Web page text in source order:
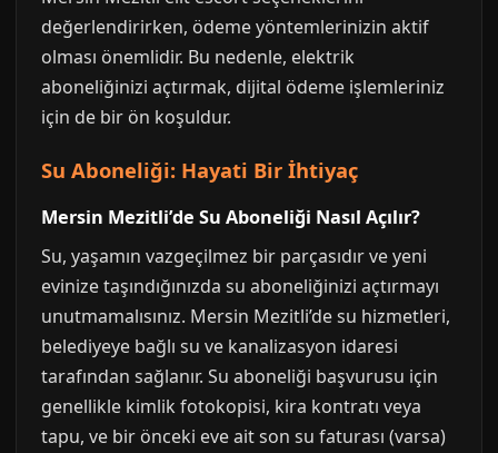
değerlendirirken, ödeme yöntemlerinizin aktif
olması önemlidir. Bu nedenle, elektrik
aboneliğinizi açtırmak, dijital ödeme işlemleriniz
için de bir ön koşuldur.
Su Aboneliği: Hayati Bir İhtiyaç
Mersin Mezitli’de Su Aboneliği Nasıl Açılır?
Su, yaşamın vazgeçilmez bir parçasıdır ve yeni
evinize taşındığınızda su aboneliğinizi açtırmayı
unutmamalısınız. Mersin Mezitli’de su hizmetleri,
belediyeye bağlı su ve kanalizasyon idaresi
tarafından sağlanır. Su aboneliği başvurusu için
genellikle kimlik fotokopisi, kira kontratı veya
tapu, ve bir önceki eve ait son su faturası (varsa)